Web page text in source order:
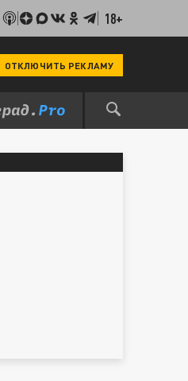
18+
ОТКЛЮЧИТЬ РЕКЛАМУ